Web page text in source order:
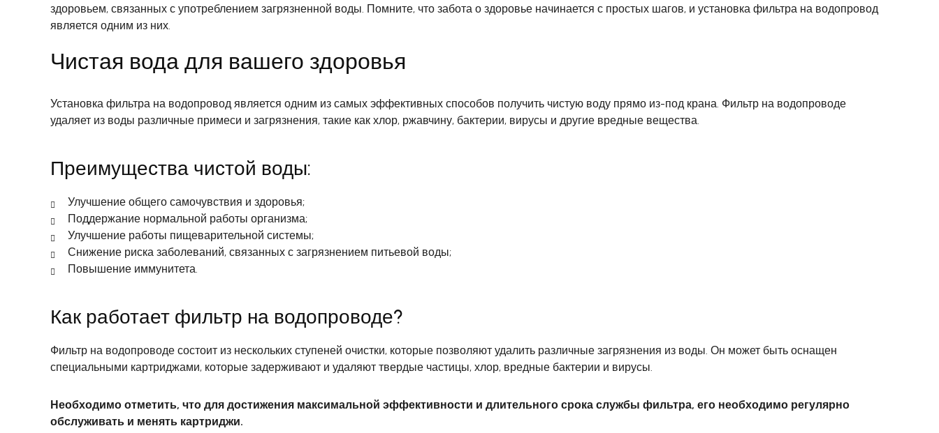
здоровьем, связанных с употреблением загрязненной воды. Помните, что забота о здоровье начинается с простых шагов, и установка фильтра на водопровод
является одним из них.
Чистая вода для вашего здоровья
Установка фильтра на водопровод является одним из самых эффективных способов получить чистую воду прямо из-под крана. Фильтр на водопроводе
удаляет из воды различные примеси и загрязнения, такие как хлор, ржавчину, бактерии, вирусы и другие вредные вещества.
Преимущества чистой воды:
Улучшение общего самочувствия и здоровья;
Поддержание нормальной работы организма;
Улучшение работы пищеварительной системы;
Снижение риска заболеваний, связанных с загрязнением питьевой воды;
Повышение иммунитета.
Как работает фильтр на водопроводе?
Фильтр на водопроводе состоит из нескольких ступеней очистки, которые позволяют удалить различные загрязнения из воды. Он может быть оснащен
специальными картриджами, которые задерживают и удаляют твердые частицы, хлор, вредные бактерии и вирусы.
Необходимо отметить, что для достижения максимальной эффективности и длительного срока службы фильтра, его необходимо регулярно
обслуживать и менять картриджи.